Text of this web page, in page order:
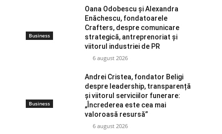
Business
Oana Odobescu și Alexandra
Enăchescu, fondatoarele
Crafters, despre comunicare
strategică, antreprenoriat și
viitorul industriei de PR
6 august 2026
Business
Andrei Cristea, fondator Beligi
despre leadership, transparență
și viitorul serviciilor funerare:
„Încrederea este cea mai
valoroasă resursă”
6 august 2026